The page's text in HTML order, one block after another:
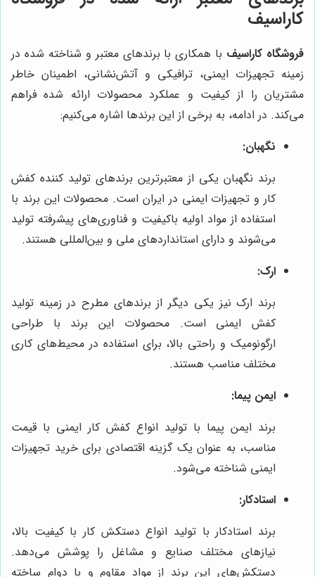
کاراسیف
فروشگاه کاراسیف با همکاری با برندهای معتبر و شناخته شده در
زمینه تجهیزات ایمنی، ترافیکی و آتش‌نشانی، اطمینان خاطر
مشتریان را از کیفیت و عملکرد محصولات ارائه شده فراهم
می‌کند. در ادامه، به برخی از این برندها اشاره می‌کنیم:
نگهبان:
برند نگهبان یکی از معتبرترین برندهای تولید کننده کفش
کار و تجهیزات ایمنی در ایران است. محصولات این برند با
استفاده از مواد اولیه باکیفیت و فناوری‌های پیشرفته تولید
می‌شوند و دارای استانداردهای ملی و بین‌المللی هستند.
ارک:
برند ارک نیز یکی دیگر از برندهای مطرح در زمینه تولید
کفش ایمنی است. محصولات این برند با طراحی
ارگونومیک و راحتی بالا، برای استفاده در محیط‌های کاری
مختلف مناسب هستند.
ایمن پیما:
برند ایمن پیما با تولید انواع کفش کار ایمنی با قیمت
مناسب، به عنوان یک گزینه اقتصادی برای خرید تجهیزات
ایمنی شناخته می‌شود.
استادکار:
برند استادکار با تولید انواع دستکش کار با کیفیت بالا،
نیازهای مختلف صنایع و مشاغل را پوشش می‌دهد.
دستکش‌های این برند از مواد مقاوم و با دوام ساخته